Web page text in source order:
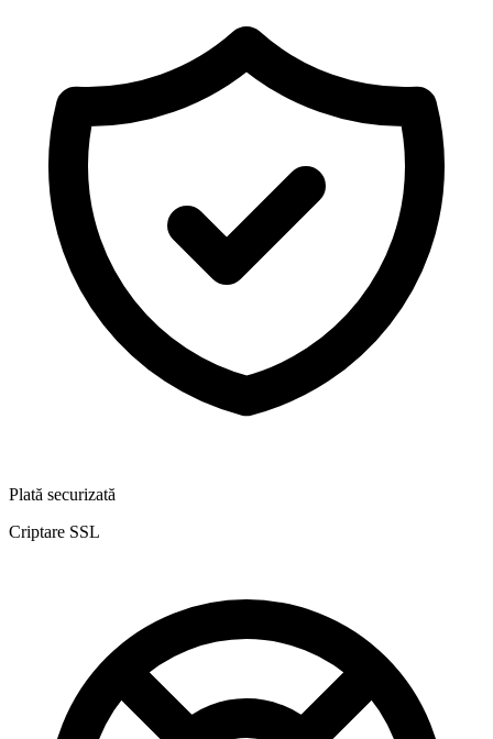
Plată securizată
Criptare SSL